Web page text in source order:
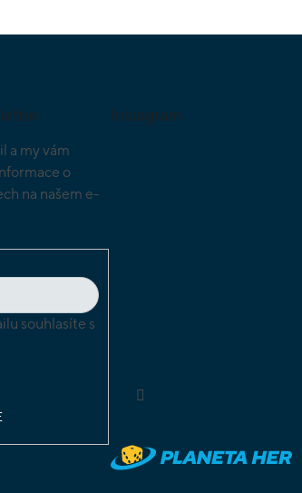
a my vám
o
na našem e-
souhlasíte s
Instagram